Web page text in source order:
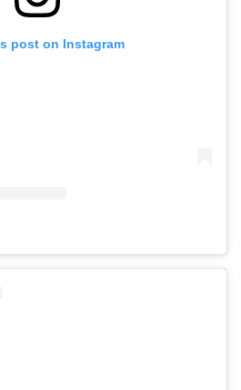
post on Instagram